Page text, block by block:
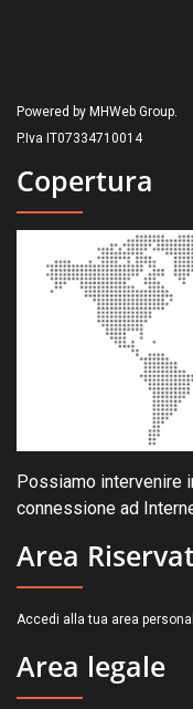
Powered by MHWeb Group.
P.Iva IT07334710014
Copertura
Possiamo intervenire
connessione ad
Area
Accedi alla tua area
Area legale